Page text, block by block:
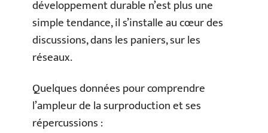
développement durable n’est plus une
simple tendance, il s’installe au cœur des
discussions, dans les paniers, sur les
réseaux.
Quelques données pour comprendre
l’ampleur de la surproduction et ses
répercussions :